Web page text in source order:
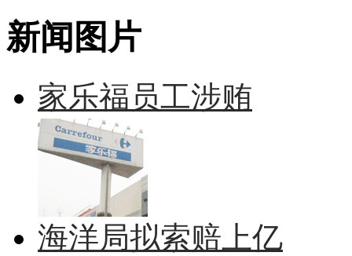
新闻图片
家乐福员工涉贿
海洋局拟索赔上亿